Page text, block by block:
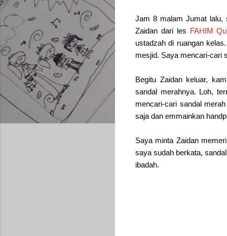
Jam 8 malam Jumat lalu,
Zaidan dari les FAHIM
ustadzah di ruangan
mesjid. Saya mencari-cari
Begitu Zaidan keluar,
sandal merahnya. Loh,
mencari-cari sandal
saja dan emmainkan
Saya minta Zaidan
saya sudah berkata,
ibadah.